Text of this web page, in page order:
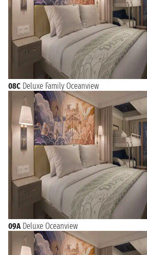
08C Deluxe Family Oceanview
09A Deluxe Oceanview